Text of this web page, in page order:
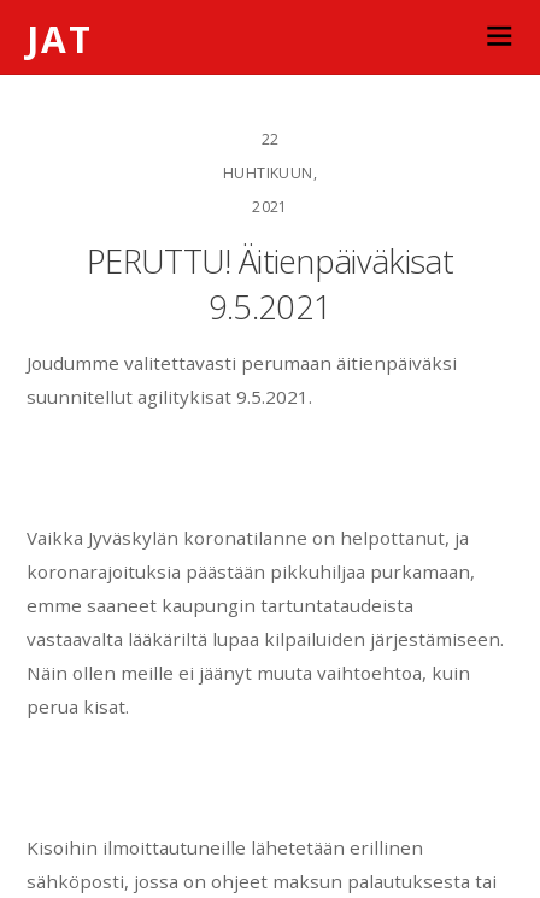
JAT
22
HUHTIKUUN,
2021
PERUTTU! Äitienpäiväkisat
9.5.2021
Joudumme valitettavasti perumaan äitienpäiväksi
suunnitellut agilitykisat 9.5.2021.
Vaikka Jyväskylän koronatilanne on helpottanut, ja
koronarajoituksia päästään pikkuhiljaa purkamaan,
emme saaneet kaupungin tartuntataudeista
vastaavalta lääkäriltä lupaa kilpailuiden järjestämiseen.
Näin ollen meille ei jäänyt muuta vaihtoehtoa, kuin
perua kisat.
Kisoihin ilmoittautuneille lähetetään erillinen
sähköposti, jossa on ohjeet maksun palautuksesta tai